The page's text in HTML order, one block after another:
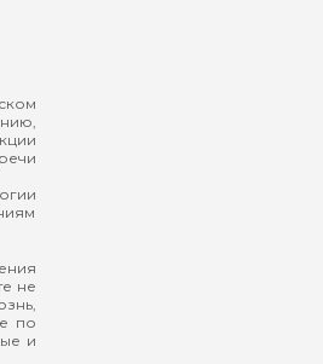
не
по
и